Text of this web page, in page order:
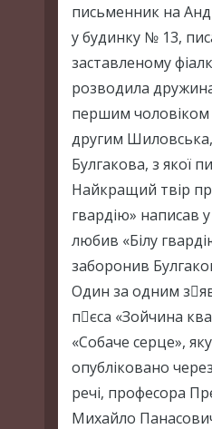
письменник на
у будинку № 13,
заставленому
розводила
першим чоловіком
другим Шиловська,
Булгакова, з якої
Найкращий твір
гвардію» написав
любив «Білу
заборонив
Один за одним
пєса «Зойчина
«Собаче серце»,
опубліковано
речі, професора
Михайло